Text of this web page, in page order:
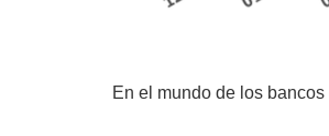
En el mundo de los